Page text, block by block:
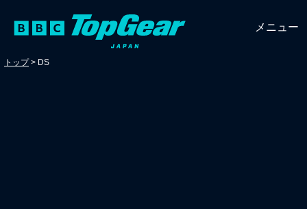
メニュー
トップ > DS